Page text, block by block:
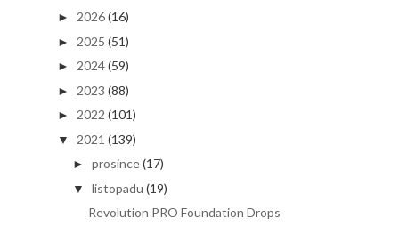
► 2026(16)
► 2025 (51)
► 2024(59)
► 2023 (88)
► 2022 (101)
▼ 2021 (139)
► prosince(17)
▼ listopadu (19)
Revolution PRO Foundation Drops